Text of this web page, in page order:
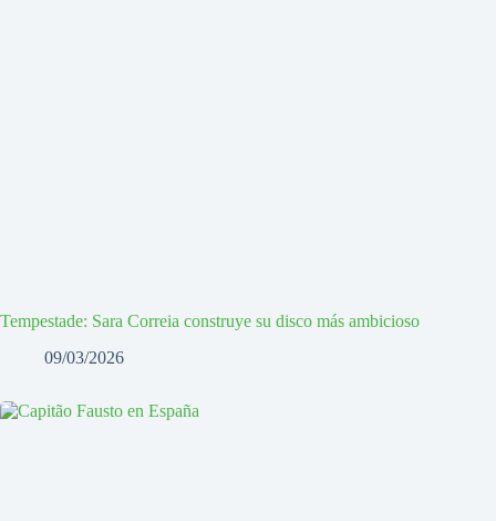
Tempestade: Sara Correia construye su disco más ambicioso
09/03/2026